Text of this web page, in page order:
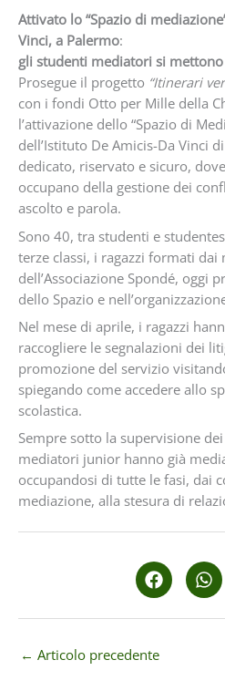
Attivato lo “Spazio di
Vinci, a Palermo:
gli studenti mediatori si
Prosegue il progetto “Itinerari
con i fondi Otto per Mille della
l’attivazione dello “Spazio di
dell’Istituto De Amicis-Da Vinci
dedicato, riservato e sicuro,
occupano della gestione dei
ascolto e parola.
Sono 40, tra studenti e
terze classi, i ragazzi formati dai
dell’Associazione Spondé, oggi
dello Spazio e
Nel mese di aprile, i ragazzi
raccogliere le segnalazioni dei
promozione del servizio
spiegando come accedere allo
scolastica.
Sempre sotto la supervisione
mediatori junior hanno già
occupandosi di tutte le fasi, dai
mediazione, alla stesura di
← Articolo precedente